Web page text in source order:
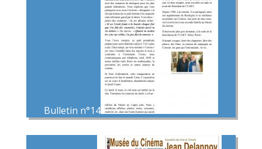
Bulletin n°14